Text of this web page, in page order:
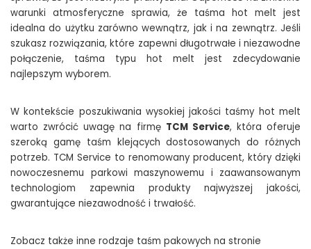
warunki atmosferyczne sprawia, że taśma hot melt jest
idealna do użytku zarówno wewnątrz, jak i na zewnątrz. Jeśli
szukasz rozwiązania, które zapewni długotrwałe i niezawodne
połączenie, taśma typu hot melt jest zdecydowanie
najlepszym wyborem.
W kontekście poszukiwania wysokiej jakości taśmy hot melt
warto zwrócić uwagę na firmę TCM Service, która oferuje
szeroką gamę taśm klejących dostosowanych do różnych
potrzeb. TCM Service to renomowany producent, który dzięki
nowoczesnemu parkowi maszynowemu i zaawansowanym
technologiom zapewnia produkty najwyższej jakości,
gwarantujące niezawodność i trwałość.
Zobacz także inne rodzaje taśm pakowych na stronie